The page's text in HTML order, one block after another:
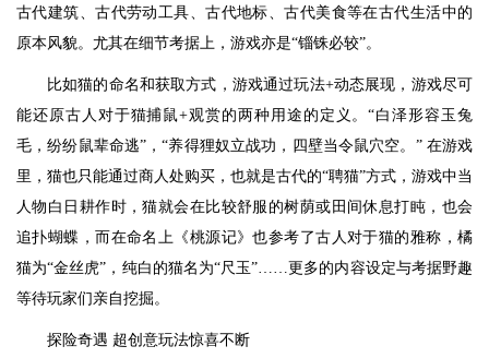
古代建筑、古代劳动工具、古代地标、古代美食等在古代生活中的
原本风貌。尤其在细节考据上，游戏亦是“锱铢必较”。
比如猫的命名和获取方式，游戏通过玩法+动态展现，游戏尽可
能还原古人对于猫捕鼠+观赏的两种用途的定义。“白泽形容玉兔
毛，纷纷鼠辈命逃”，“养得狸奴立战功，四壁当令鼠穴空。” 在游戏
里，猫也只能通过商人处购买，也就是古代的“聘猫”方式，游戏中当
人物白日耕作时，猫就会在比较舒服的树荫或田间休息打盹，也会
追扑蝴蝶，而在命名上《桃源记》也参考了古人对于猫的雅称，橘
猫为“金丝虎”，纯白的猫名为“尺玉”……更多的内容设定与考据野趣
等待玩家们亲自挖掘。
探险奇遇 超创意玩法惊喜不断